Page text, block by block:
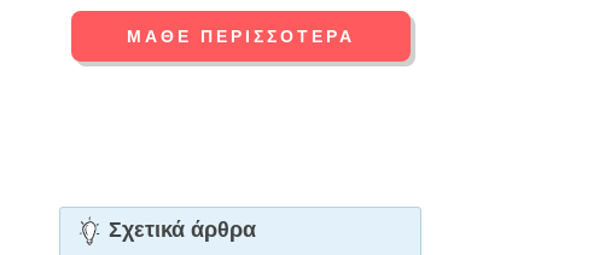
ΜΆΘΕ ΠΕΡΙΣΣΌΤΕΡΑ
Σχετικά άρθρα